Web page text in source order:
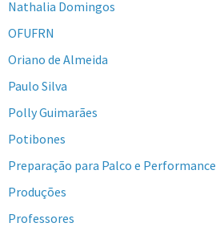
Nathalia Domingos
OFUFRN
Oriano de Almeida
Paulo Silva
Polly Guimarães
Potibones
Preparação para Palco e Performance
Produções
Professores